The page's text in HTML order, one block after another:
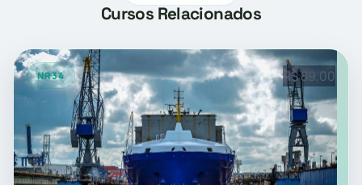
Cursos Relacionados
NR34 R$ 89,00